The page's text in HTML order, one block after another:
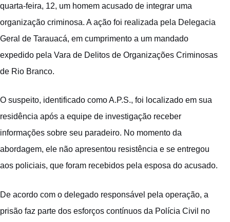
quarta-feira, 12, um homem acusado de integrar uma
organização criminosa. A ação foi realizada pela Delegacia
Geral de Tarauacá, em cumprimento a um mandado
expedido pela Vara de Delitos de Organizações Criminosas
de Rio Branco.
O suspeito, identificado como A.P.S., foi localizado em sua
residência após a equipe de investigação receber
informações sobre seu paradeiro. No momento da
abordagem, ele não apresentou resistência e se entregou
aos policiais, que foram recebidos pela esposa do acusado.
De acordo com o delegado responsável pela operação, a
prisão faz parte dos esforços contínuos da Polícia Civil no